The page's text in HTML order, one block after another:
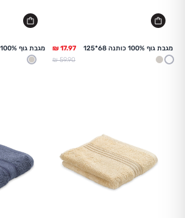
מגבת גוף 100% כותנה 68*125
לבןבז
מחיר מלא
59.90 ₪
מגבת גוף 100% כותנה 68*125
לבןבז